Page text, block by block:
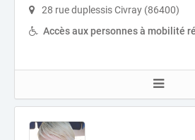
28 rue duplessis Civray (86400)
Accès aux personnes à mobilité